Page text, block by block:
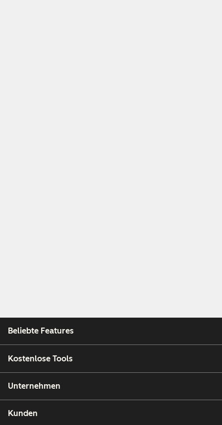
Beliebte Features
Kostenlose Tools
Unternehmen
Kunden